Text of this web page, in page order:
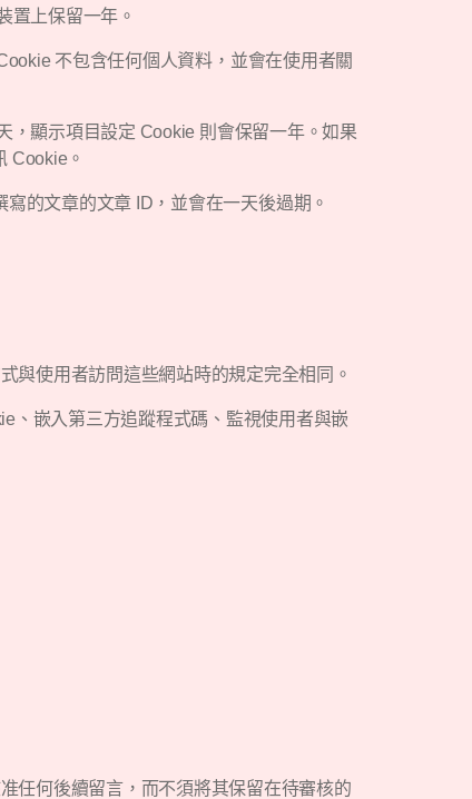
置上保留一年。
不包含任何個人資料，並會在使用者關
，顯示項目設定 Cookie 則會保留一年。如果
Cookie。
的文章的文章 ID，並會在一天後過期。
與使用者訪問這些網站時的規定完全相同。
、嵌入第三方追蹤程式碼、監視使用者與嵌
任何後續留言，而不須將其保留在待審核的